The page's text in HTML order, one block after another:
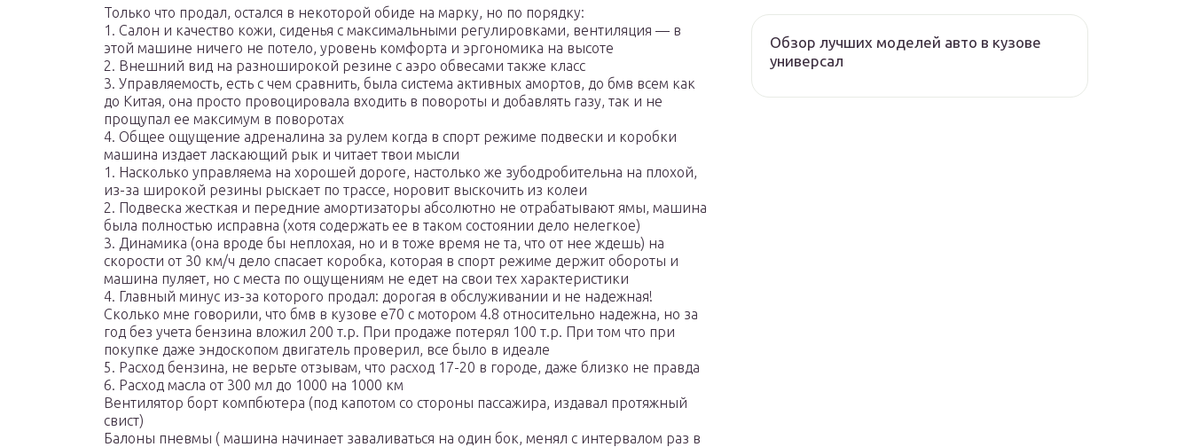
Только что продал, остался в некоторой обиде на марку, но по порядку:
1. Салон и качество кожи, сиденья с максимальными регулировками, вентиляция — в
этой машине ничего не потело, уровень комфорта и эргономика на высоте
2. Внешний вид на разноширокой резине с аэро обвесами также класс
3. Управляемость, есть с чем сравнить, была система активных амортов, до бмв всем как
до Китая, она просто провоцировала входить в повороты и добавлять газу, так и не
прощупал ее максимум в поворотах
4. Общее ощущение адреналина за рулем когда в спорт режиме подвески и коробки
машина издает ласкающий рык и читает твои мысли
1. Насколько управляема на хорошей дороге, настолько же зубодробительна на плохой,
из-за широкой резины рыскает по трассе, норовит выскочить из колеи
2. Подвеска жесткая и передние амортизаторы абсолютно не отрабатывают ямы, машина
была полностью исправна (хотя содержать ее в таком состоянии дело нелегкое)
3. Динамика (она вроде бы неплохая, но и в тоже время не та, что от нее ждешь) на
скорости от 30 км/ч дело спасает коробка, которая в спорт режиме держит обороты и
машина пуляет, но с места по ощущениям не едет на свои тех характеристики
4. Главный минус из-за которого продал: дорогая в обслуживании и не надежная!
Сколько мне говорили, что бмв в кузове е70 с мотором 4.8 относительно надежна, но за
год без учета бензина вложил 200 т.р. При продаже потерял 100 т.р. При том что при
покупке даже эндоскопом двигатель проверил, все было в идеале
5. Расход бензина, не верьте отзывам, что расход 17-20 в городе, даже близко не правда
6. Расход масла от 300 мл до 1000 на 1000 км
Вентилятор борт компбютера (под капотом со стороны пассажира, издавал протяжный
свист)
Балоны пневмы ( машина начинает заваливаться на один бок, менял с интервалом раз в
Обзор лучших моделей авто в кузове
универсал